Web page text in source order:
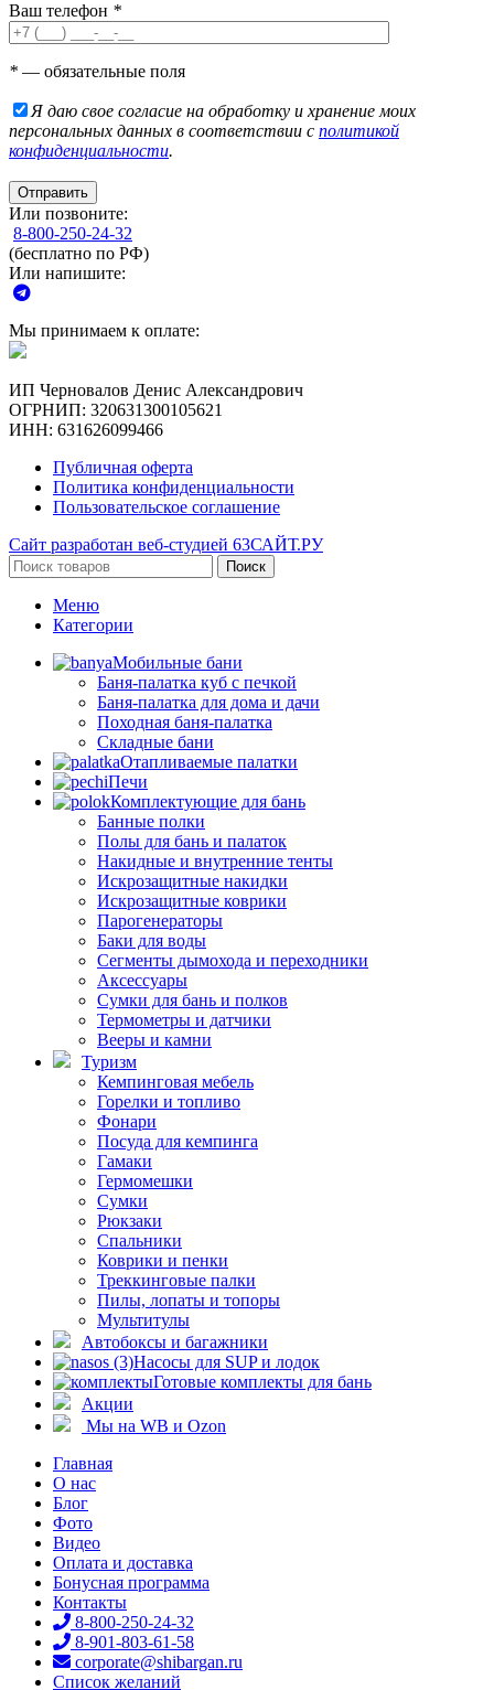
Ваш телефон *
* — обязательные поля
Я даю свое согласие на обработку и хранение моих
персональных данных в соответствии с политикой
конфиденциальности.
Или позвоните:
8-800-250-24-32
(бесплатно по РФ)
Или напишите:
Мы принимаем к оплате:
ИП Черновалов Денис Александрович
ОГРНИП: 320631300105621
ИНН: 631626099466
Публичная оферта
Политика конфиденциальности
Пользовательское соглашение
Сайт разработан веб-студией 63САЙТ.РУ
Поиск
Меню
Категории
Мобильные бани
Баня-палатка куб с печкой
Баня-палатка для дома и дачи
Походная баня-палатка
Складные бани
Отапливаемые палатки
Печи
Комплектующие для бань
Банные полки
Полы для бань и палаток
Накидные и внутренние тенты
Искрозащитные накидки
Искрозащитные коврики
Парогенераторы
Баки для воды
Сегменты дымохода и переходники
Аксессуары
Сумки для бань и полков
Термометры и датчики
Вееры и камни
Туризм
Кемпинговая мебель
Горелки и топливо
Фонари
Посуда для кемпинга
Гамаки
Гермомешки
Сумки
Рюкзаки
Спальники
Коврики и пенки
Треккинговые палки
Пилы, лопаты и топоры
Мультитулы
Автобоксы и багажники
Насосы для SUP и лодок
Готовые комплекты для бань
Акции
Мы на WB и Ozon
Главная
О нас
Блог
Фото
Видео
Оплата и доставка
Бонусная программа
Контакты
8-800-250-24-32
8-901-803-61-58
corporate@shibargan.ru
Список желаний